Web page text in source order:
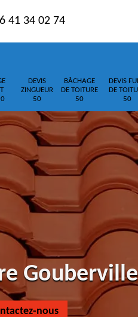
41 34 02 74
DEVIS
ZINGUEUR
50
BÂCHAGE
DE TOITURE
50
DEVIS
DE
50
nous